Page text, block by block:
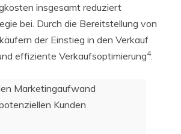
insgesamt reduziert
bei. Durch die Bereitstellung von
der Einstieg in den Verkauf
effiziente Verkaufsoptimierung4.
Marketingaufwand
Kunden